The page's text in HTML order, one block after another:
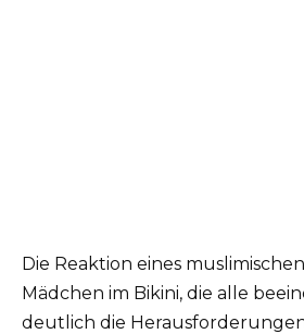
Die Reaktion eines
Mädchen im Bikini, die alle
deutlich die